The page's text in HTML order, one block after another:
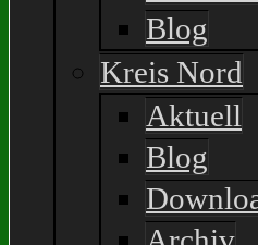
Blog
Kreis Nord
Aktuell
Blog